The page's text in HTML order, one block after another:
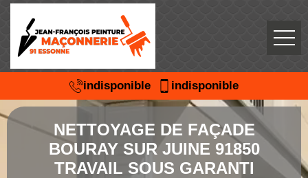
indisponible indisponible
NETTOYAGE DE FAÇADE
BOURAY SUR JUINE 91850
TRAVAIL SOUS GARANTI